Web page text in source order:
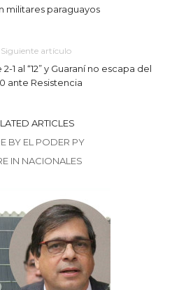
militares paraguayos
Siguiente artículo
1 al “12” y Guaraní no escapa del
ante Resistencia
ARTICLES
BY EL PODER PY
IN NACIONALES